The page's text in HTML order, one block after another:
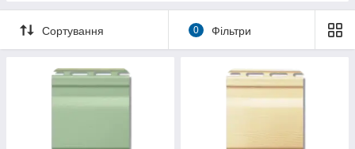
Сортування 0 Фільтри